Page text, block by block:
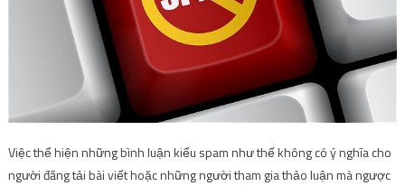
Việc thể hiện những bình luận kiểu spam như thế không có ý nghĩa cho
người đăng tải bài viết hoặc những người tham gia thảo luận mà ngược